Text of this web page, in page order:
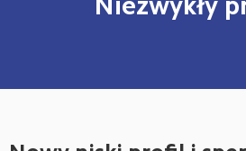
Niezwykły